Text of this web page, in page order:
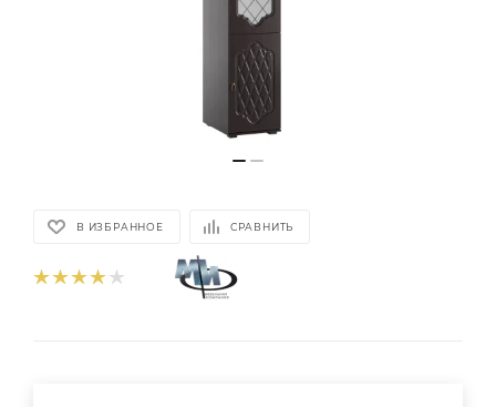
В ИЗБРАННОЕ СРАВНИТЬ